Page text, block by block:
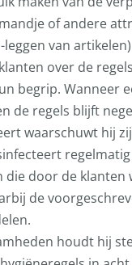
of andere
van
over de
begrip. Wanneer
de regels blijft
waarschuwt hij
die door de klanten
de
houdt hij